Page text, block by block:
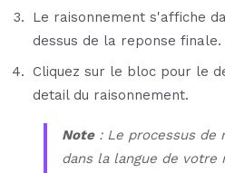
Le raisonnement s'affiche
dessus de la reponse finale.
Cliquez sur le bloc pour le
detail du raisonnement.
Note: Le processus de
dans la langue de votre